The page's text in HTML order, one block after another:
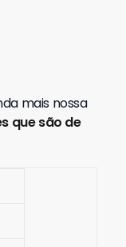
mais nossa
que são de